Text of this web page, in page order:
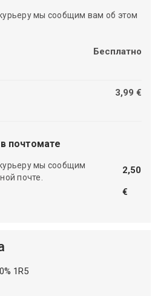
мы сообщим вам об этом
Бесплатно
3,99 €
почтомате
мы сообщим
почте.
2,50
€
1R5